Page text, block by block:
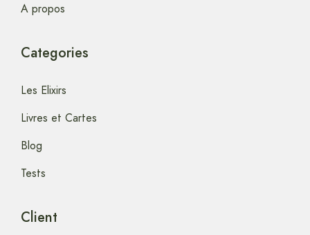
A propos
Categories
Les Elixirs
Livres et Cartes
Blog
Tests
Client